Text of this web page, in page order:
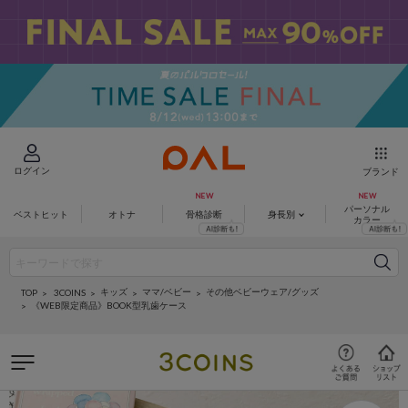
ログイン ブランド
ベストヒット オトナ 骨格診断 身長別
パーソナル
カラー
TOP 3COINS キッズ ママ/ベビー
その他ベビーウェア/グッズ
《WEB限定商品》BOOK型乳歯ケース